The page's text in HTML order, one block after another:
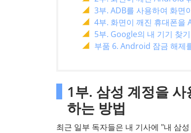
3부. ADB를 사용하여 화면
4부. 화면이 깨진 휴대폰을
5부. Google의 내 기기 찾
부품 6. Android 잠금 해제
1부. 삼성 계정을
하는 방법
최근 일부 독자들은 내 기사에 "내 삼